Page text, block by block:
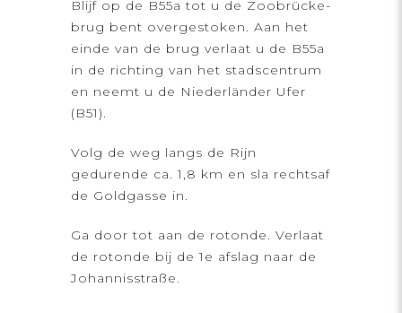
Blijf op de B55a tot u de Zoobrücke-
brug bent overgestoken. Aan het
einde van de brug verlaat u de B55a
in de richting van het stadscentrum
en neemt u de Niederländer Ufer
(B51).
Volg de weg langs de Rijn
gedurende ca. 1,8 km en sla rechtsaf
de Goldgasse in.
Ga door tot aan de rotonde. Verlaat
de rotonde bij de 1e afslag naar de
Johannisstraße.